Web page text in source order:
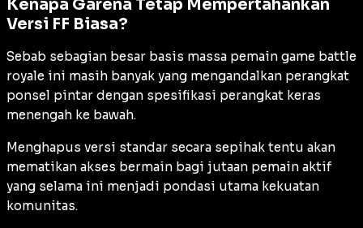
Kenapa Garena Tetap Mempertahankan
Versi FF Biasa?
Sebab sebagian besar basis massa pemain game battle
royale ini masih banyak yang mengandalkan perangkat
ponsel pintar dengan spesifikasi perangkat keras
menengah ke bawah.
Menghapus versi standar secara sepihak tentu akan
mematikan akses bermain bagi jutaan pemain aktif
yang selama ini menjadi pondasi utama kekuatan
komunitas.